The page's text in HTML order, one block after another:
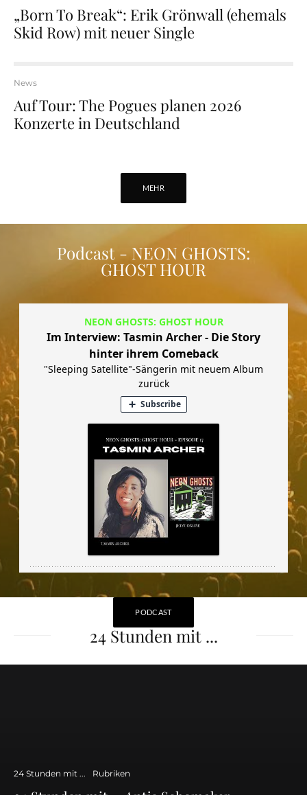
„Born To Break“: Erik Grönwall (ehemals
Skid Row) mit neuer Single
News
Auf Tour: The Pogues planen 2026
Konzerte in Deutschland
MEHR
Podcast - NEON GHOSTS:
GHOST HOUR
PODCAST
24 Stunden mit ...
24 Stunden mit ... Rubriken